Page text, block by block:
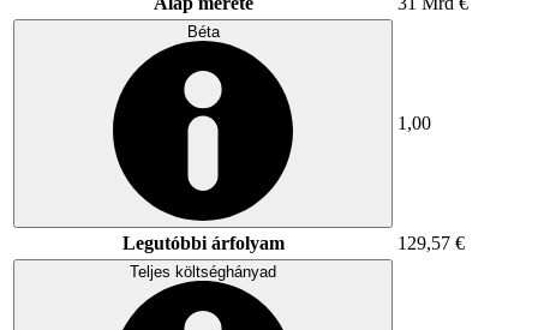
Béta
1,00
Legutóbbi árfolyam 129,57 €
Teljes költséghányad